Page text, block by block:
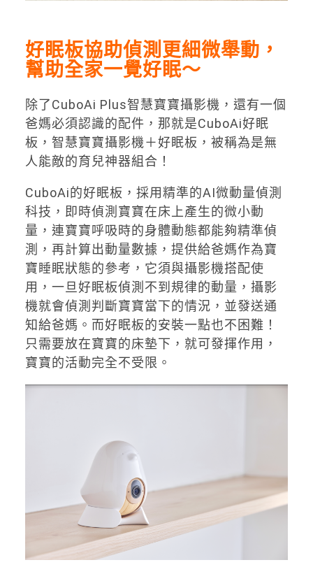
好眠板協助偵測更細微舉動，
幫助全家一覺好眠～
除了CuboAi Plus智慧寶寶攝影機，還有一個
爸媽必須認識的配件，那就是CuboAi好眠
板，智慧寶寶攝影機＋好眠板，被稱為是無
人能敵的育兒神器組合！
CuboAi的好眠板，採用精準的AI微動量偵測
科技，即時偵測寶寶在床上產生的微小動
量，連寶寶呼吸時的身體動態都能夠精準偵
測，再計算出動量數據，提供給爸媽作為寶
寶睡眠狀態的參考，它須與攝影機搭配使
用，一旦好眠板偵測不到規律的動量，攝影
機就會偵測判斷寶寶當下的情況，並發送通
知給爸媽。而好眠板的安裝一點也不困難！
只需要放在寶寶的床墊下，就可發揮作用，
寶寶的活動完全不受限。